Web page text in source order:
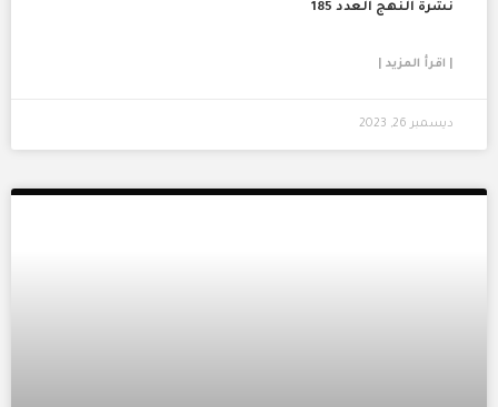
نشرة النهج العدد 185
| اقرأ المزيد |
ديسمبر 26, 2023